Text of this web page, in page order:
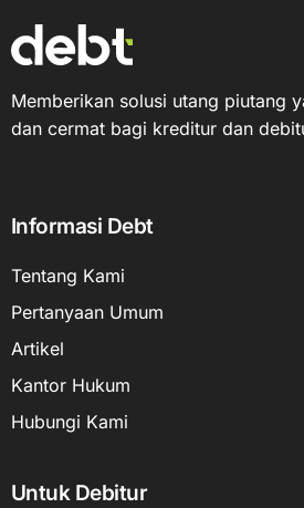
Memberikan solusi utang piutang
dan cermat bagi kreditur dan
Informasi Debt
Tentang Kami
Pertanyaan Umum
Artikel
Kantor Hukum
Hubungi Kami
Untuk Debitur